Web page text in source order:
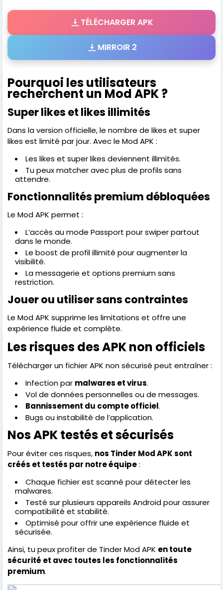
TÉLÉCHARGER APK
MIRROIR 2
Pourquoi les utilisateurs
recherchent un Mod APK ?
Super likes et likes illimités
Dans la version officielle, le nombre de likes et super
likes est limité par jour. Avec le Mod APK :
Les likes et super likes deviennent illimités.
Tu peux matcher avec plus de profils sans
attendre.
Fonctionnalités premium débloquées
Le Mod APK permet :
L’accès au mode Passport pour swiper partout
dans le monde.
Le boost de profil illimité pour augmenter la
visibilité.
La messagerie et options premium sans
restriction.
Jouer ou utiliser sans contraintes
Le Mod APK supprime les limitations et offre une
expérience fluide et complète.
Les risques des APK non officiels
Télécharger un fichier APK non sécurisé peut entraîner :
Infection par malwares et virus.
Vol de données personnelles ou de messages.
Bannissement du compte officiel.
Bugs ou instabilité de l’application.
Nos APK testés et sécurisés
Pour éviter ces risques, nos Tinder Mod APK sont
créés et testés par notre équipe:
Chaque fichier est scanné pour détecter les
malwares.
Testé sur plusieurs appareils Android pour assurer
compatibilité et stabilité.
Optimisé pour offrir une expérience fluide et
sécurisée.
Ainsi, tu peux profiter de Tinder Mod APK en toute
sécurité et avec toutes les fonctionnalités
premium.